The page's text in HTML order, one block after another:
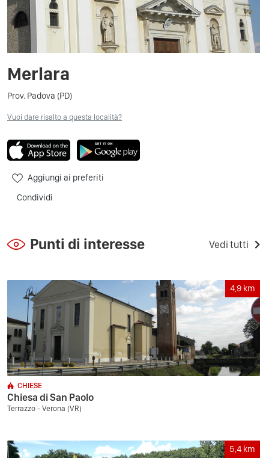
Merlara
Prov. Padova (PD)
Vuoi dare risalto a questa località?
Aggiungi ai preferiti
Condividi
Punti di interesse Vedi tutti
4,9 km
CHIESE
Chiesa di San Paolo
Terrazzo - Verona (VR)
5,4 km